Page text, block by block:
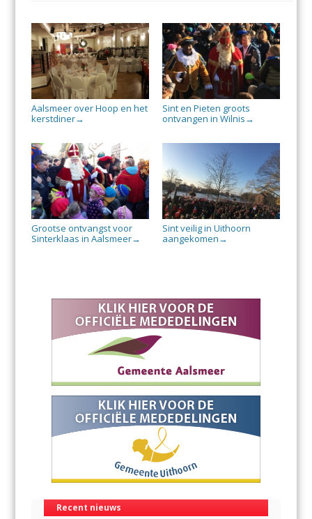
Aalsmeer over Hoop en het
kerstdiner→
Sint en Pieten groots
ontvangen in Wilnis →
Grootse ontvangst voor
Sinterklaas in Aalsmeer→
Sint veilig in Uithoorn
aangekomen →
Recent nieuws